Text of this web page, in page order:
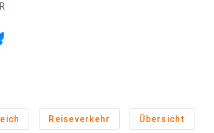
Reiseverkehr Übersicht